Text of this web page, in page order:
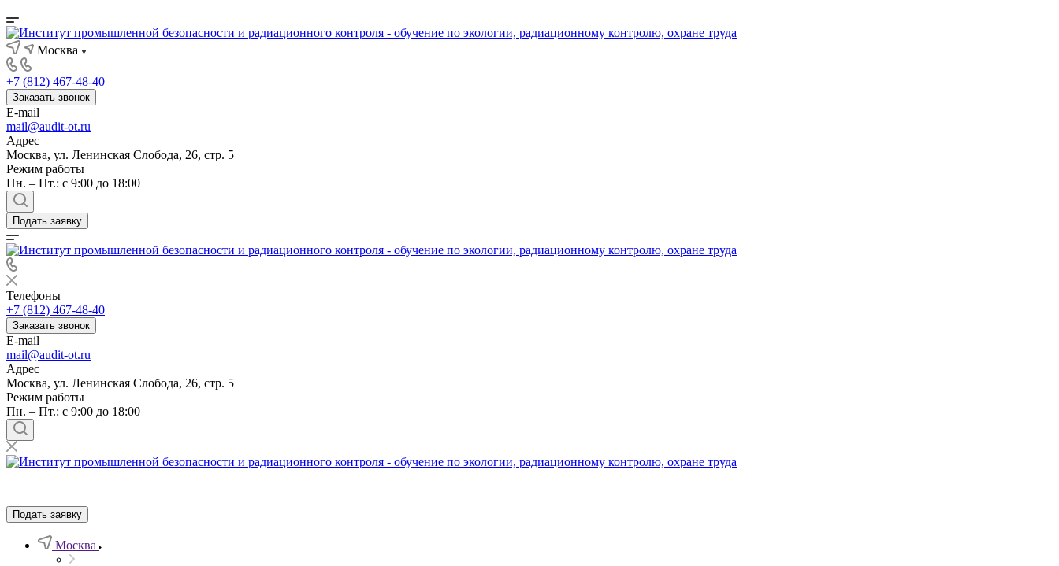
Москва
+7 (812) 467-48-40
Заказать звонок
E-mail
mail@audit-ot.ru
Адрес
Москва, ул. Ленинская Слобода, 26, стр. 5
Режим работы
Пн. – Пт.: с 9:00 до 18:00
Подать заявку
Телефоны
+7 (812) 467-48-40
Заказать звонок
E-mail
mail@audit-ot.ru
Адрес
Москва, ул. Ленинская Слобода, 26, стр. 5
Режим работы
Пн. – Пт.: с 9:00 до 18:00
Подать заявку
Москва